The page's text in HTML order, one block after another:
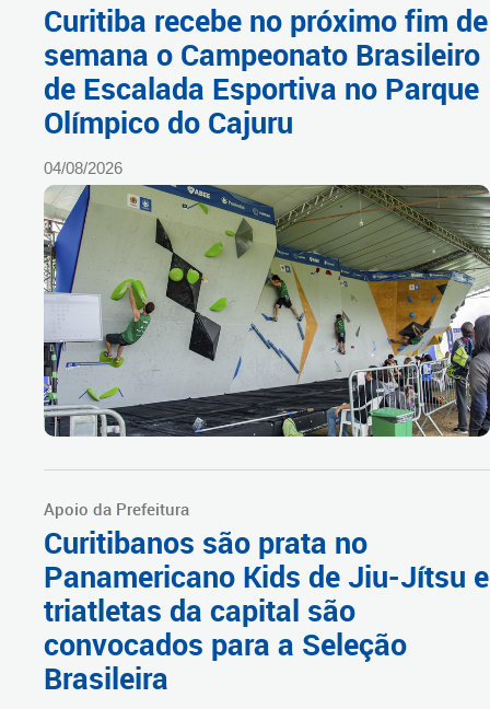
Curitiba recebe no próximo fim de
semana o Campeonato Brasileiro
de Escalada Esportiva no Parque
Olímpico do Cajuru
04/08/2026
Apoio da Prefeitura
Curitibanos são prata no
Panamericano Kids de Jiu-Jítsu e
triatletas da capital são
convocados para a Seleção
Brasileira